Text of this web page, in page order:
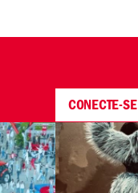
CONECTE-SE